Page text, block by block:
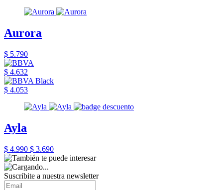
Aurora
$ 5.790
$ 4.632
$ 4.053
Ayla
$ 4.990 $ 3.690
Suscribite a nuestra newsletter